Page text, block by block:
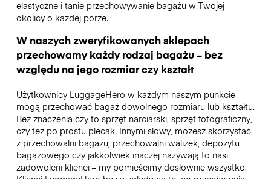
elastyczne i tanie przechowywanie bagażu w Twojej
okolicy o każdej porze.
W naszych zweryfikowanych sklepach
przechowamy każdy rodzaj bagażu – bez
względu na jego rozmiar czy kształt
Użytkownicy LuggageHero w każdym naszym punkcie
mogą przechować bagaż dowolnego rozmiaru lub kształtu.
Bez znaczenia czy to sprzęt narciarski, sprzęt fotograficzny,
czy też po prostu plecak. Innymi słowy, możesz skorzystać
z przechowalni bagażu, przechowalni walizek, depozytu
bagażowego czy jakkolwiek inaczej nazywają to nasi
zadowoleni klienci – my pomieścimy dosłownie wszystko.